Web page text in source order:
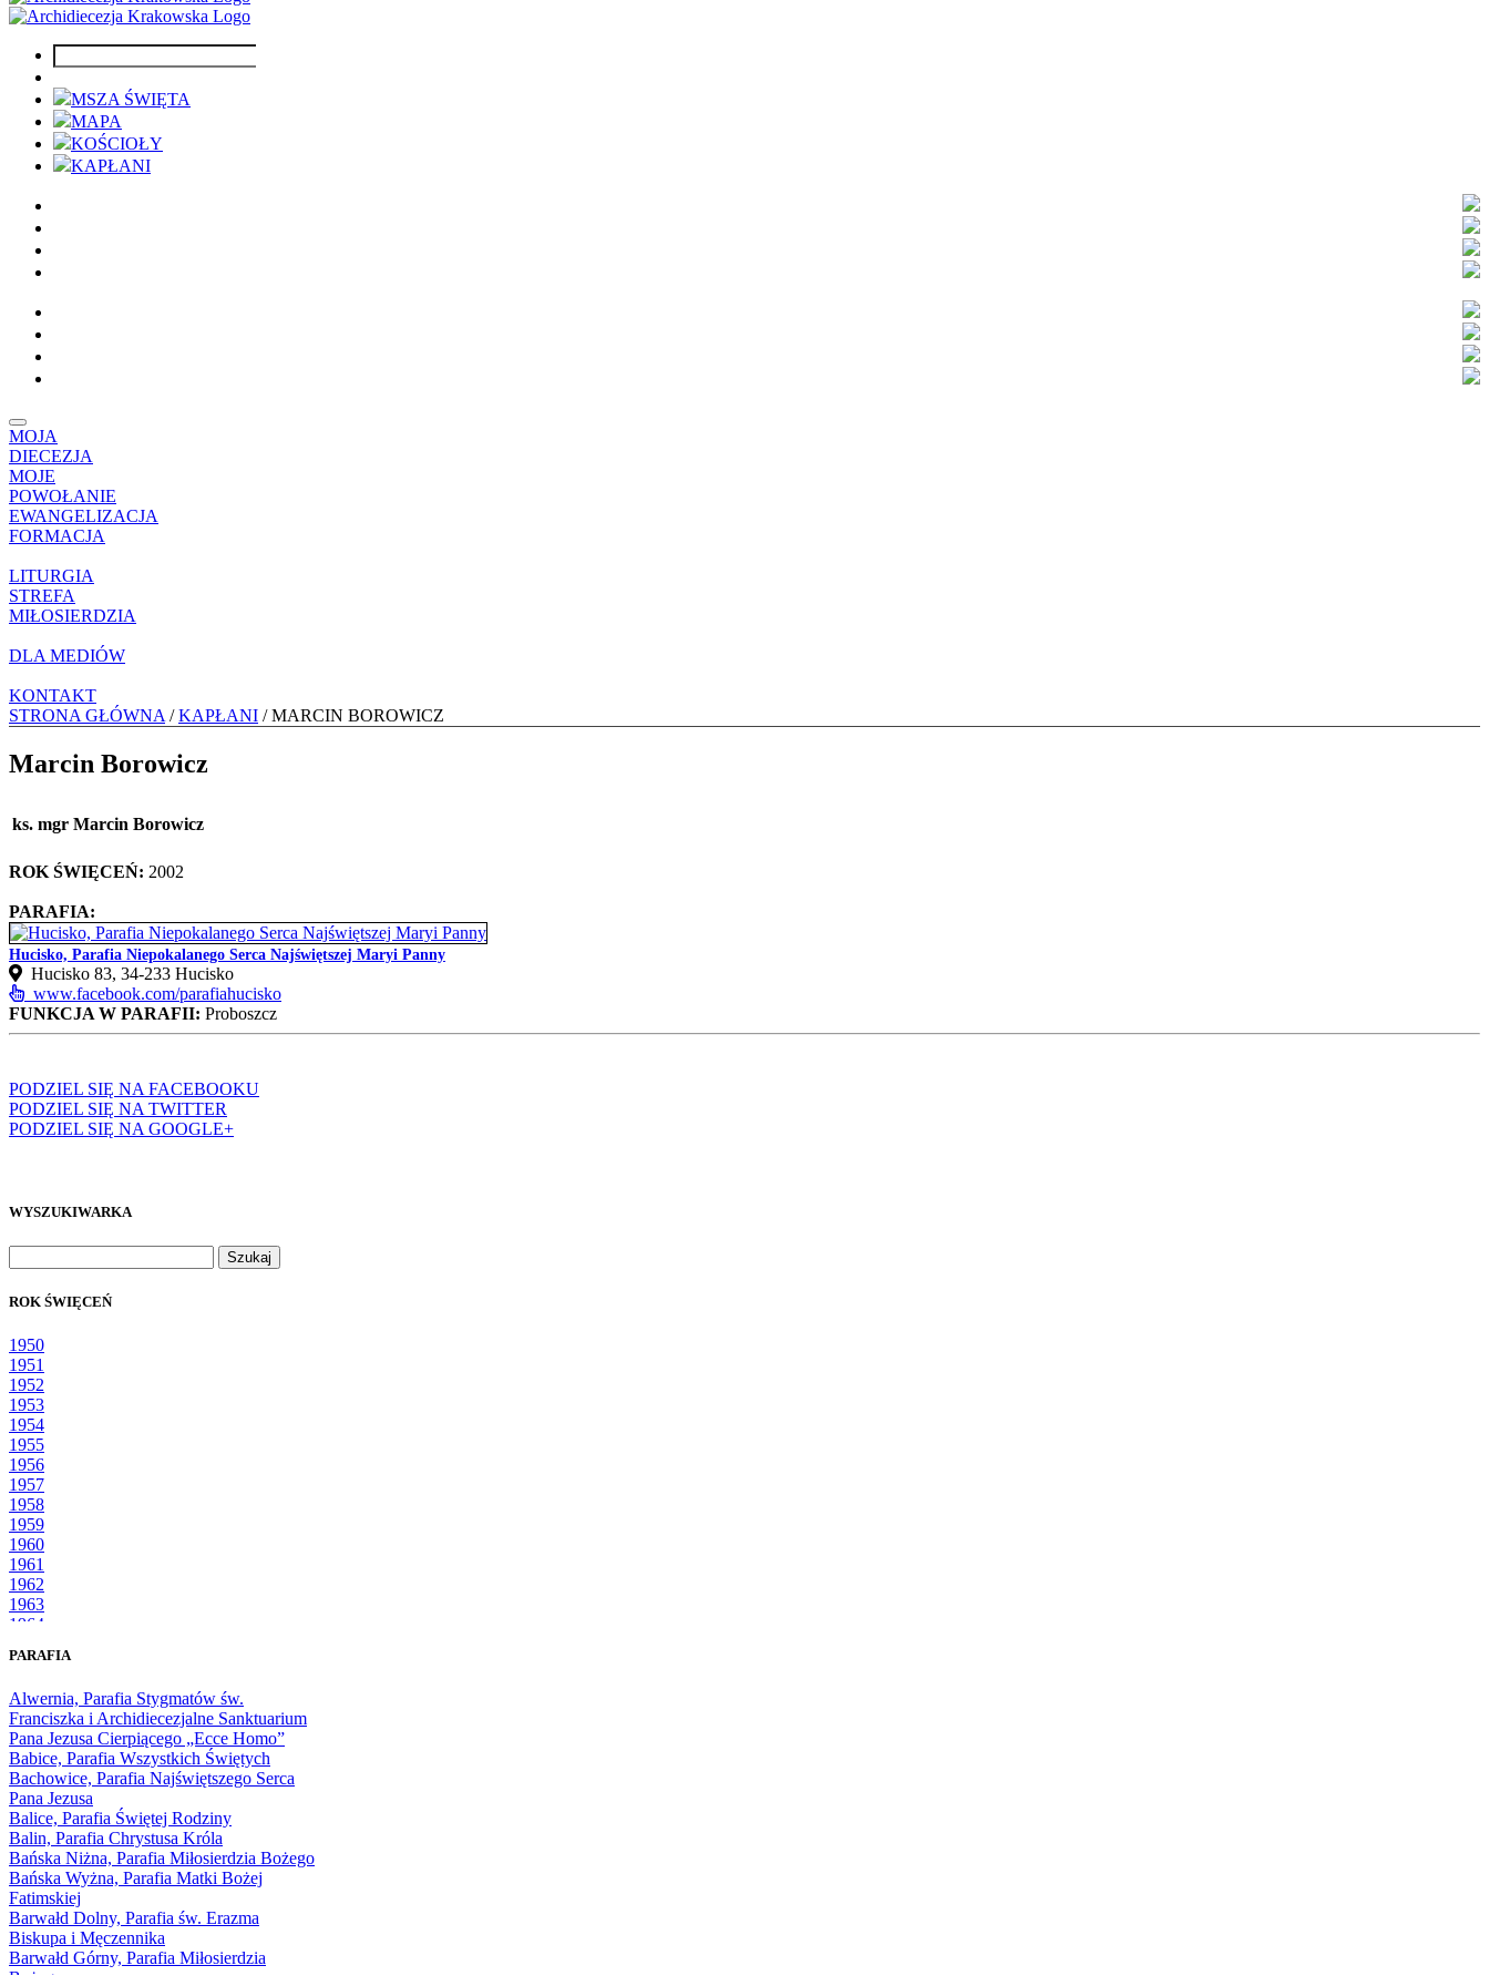
MSZA ŚWIĘTA
MAPA
KOŚCIOŁY
KAPŁANI
MOJA
DIECEZJA
MOJE
POWOŁANIE
EWANGELIZACJA
FORMACJA
LITURGIA
STREFA
MIŁOSIERDZIA
DLA MEDIÓW
KONTAKT
STRONA GŁÓWNA /KAPŁANI / MARCIN BOROWICZ
Marcin Borowicz
ks. mgr Marcin Borowicz
ROK ŚWIĘCEŃ: 2002
PARAFIA:
Hucisko, Parafia Niepokalanego Serca Najświętszej Maryi Panny
Hucisko 83, 34‑233 Hucisko
www.facebook.com/parafiahucisko
FUNKCJA W PARAFII: Proboszcz
PODZIEL SIĘ NA FACEBOOKU
PODZIEL SIĘ NA TWITTER
PODZIEL SIĘ NA GOOGLE+
WYSZUKIWARKA
ROK ŚWIĘCEŃ
1950
1951
1952
1953
1954
1955
1956
1957
1958
1959
1960
1961
1962
1963
1964
1966
1968
1969
1970
1971
1972
1973
1974
1975
1976
1977
1978
1979
1980
1981
PARAFIA
Alwernia, Parafia Stygmatów św.
Franciszka i Archidiecezjalne Sanktuarium
Pana Jezusa Cierpiącego „Ecce Homo”
Babice, Parafia Wszystkich Świętych
Bachowice, Parafia Najświętszego Serca
Pana Jezusa
Balice, Parafia Świętej Rodziny
Balin, Parafia Chrystusa Króla
Bańska Niżna, Parafia Miłosierdzia Bożego
Bańska Wyżna, Parafia Matki Bożej
Fatimskiej
Barwałd Dolny, Parafia św. Erazma
Biskupa i Męczennika
Barwałd Górny, Parafia Miłosierdzia
Bożego